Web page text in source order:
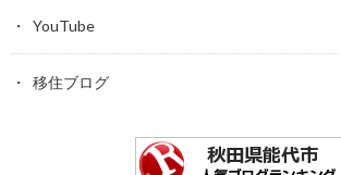
YouTube
移住ブログ